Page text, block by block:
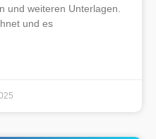
und weiteren Unterlagen.
und es